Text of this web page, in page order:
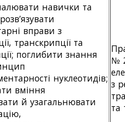
навички та
вправи з
транскрипції та
поглибити знання
нуклеотидів;
вміння
й узагальнювати
№
з
та